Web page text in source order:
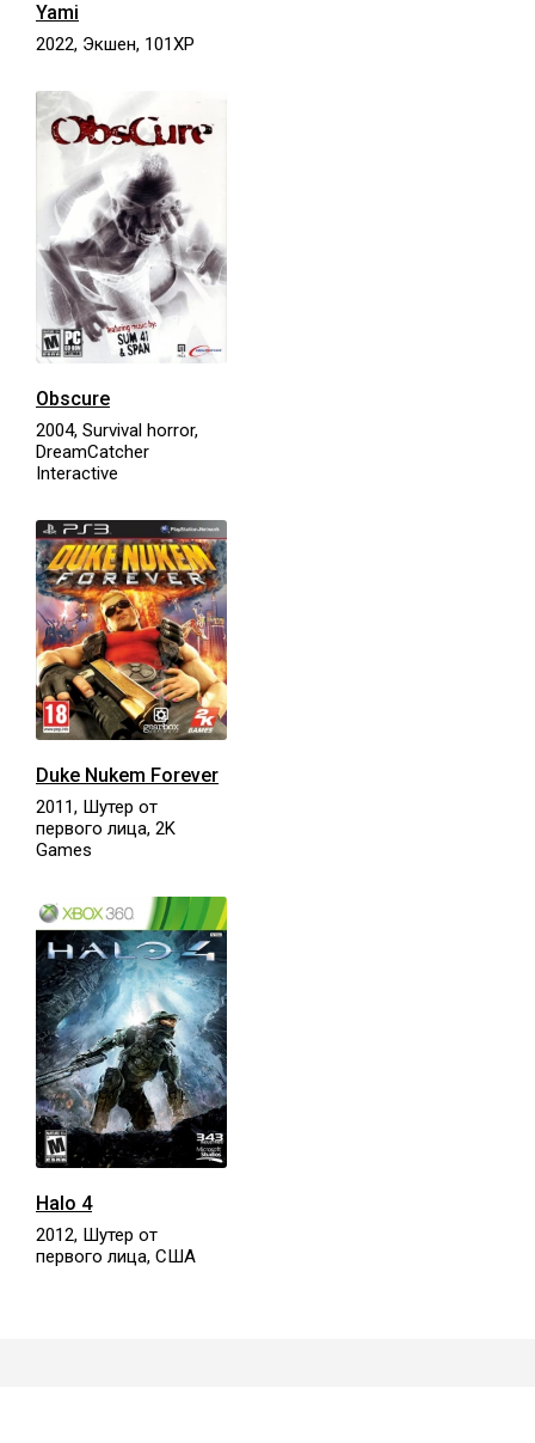
Yami
2022, Экшен, 101XP
Obscure
2004, Survival horror,
DreamCatcher
Interactive
Duke Nukem Forever
2011, Шутер от
первого лица, 2K
Games
Halo 4
2012, Шутер от
первого лица, США